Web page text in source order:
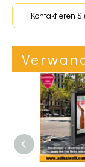
Kontaktieren